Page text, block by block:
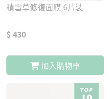
積雪草修復面膜 6片裝
$ 430
加入購物車